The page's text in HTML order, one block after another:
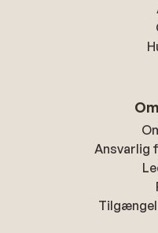
Ansvarlig